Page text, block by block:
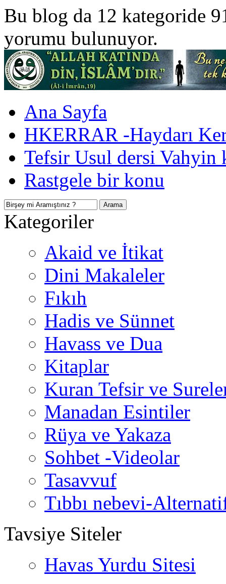
Bu blog da 12 kategoride
yorumu bulunuyor.
Ana Sayfa
HKERRAR -Haydarı
Tefsir Usul dersi Vahyin
Rastgele bir konu
Kategoriler
Akaid ve İtikat
Dini Makaleler
Fıkıh
Hadis ve Sünnet
Havass ve Dua
Kitaplar
Kuran Tefsir ve
Manadan Esintiler
Rüya ve Yakaza
Sohbet -Videolar
Tasavvuf
Tıbbı nebevi-
Tavsiye Siteler
Havas Yurdu Sitesi